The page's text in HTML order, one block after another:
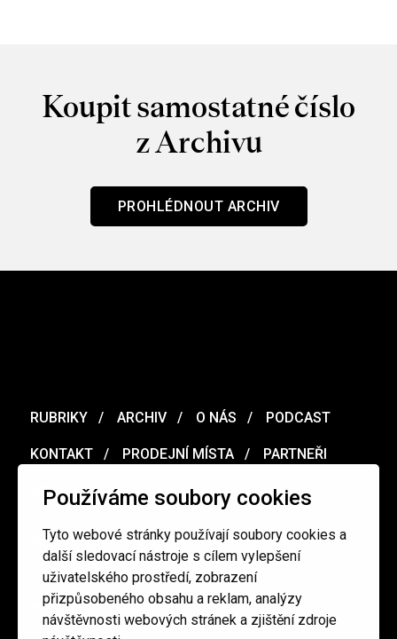
Používáme soubory cookies
Tyto webové stránky používají soubory cookies a
další sledovací nástroje s cílem vylepšení
uživatelského prostředí, zobrazení
přizpůsobeného obsahu a reklam, analýzy
návštěvnosti webových stránek a zjištění zdroje
Koupit samostatné číslo
z Archivu
PROHLÉDNOUT ARCHIV
RUBRIKY ARCHIV O NÁS PODCAST
KONTAKT PRODEJNÍ MÍSTA PARTNEŘI
MERCH VOUCHER
Ochrana osobních údajů / Obchodní podmínky
redakce@cinepur.cz